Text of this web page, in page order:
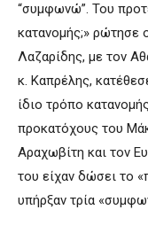
“συμφωνώ”. Του
κατανομής;» ρώτησε
Λαζαρίδης, με τον
κ. Καπρέλης,
ίδιο τρόπο
προκατόχους του
Αραχωβίτη και τον
του είχαν δώσει το
υπήρξαν τρία